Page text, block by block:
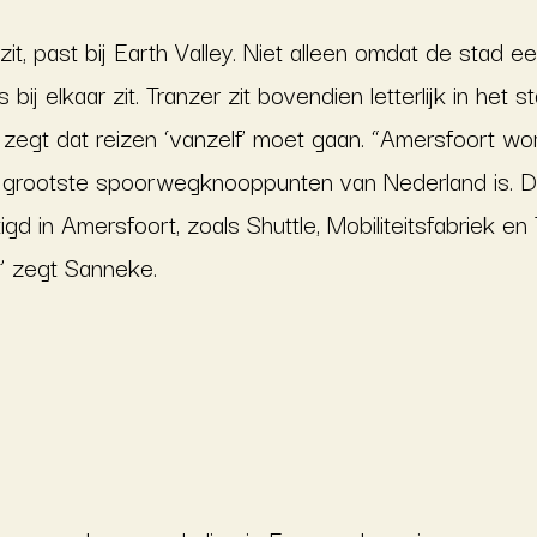
past bij Earth Valley. Niet alleen omdat de stad
bij elkaar zit. Tranzer zit bovendien letterlijk in het
dat reizen ‘vanzelf’ moet gaan. “Amersfoort
spoorwegknooppunten van Nederland is.
in Amersfoort, zoals Shuttle, Mobiliteitsfabriek
zegt Sanneke.